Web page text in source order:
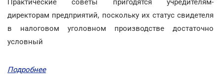
Практические советы пригодятся учредителям-
директорам предприятий, поскольку их статус свидетеля
в налоговом уголовном производстве достаточно
условный
Подробнее